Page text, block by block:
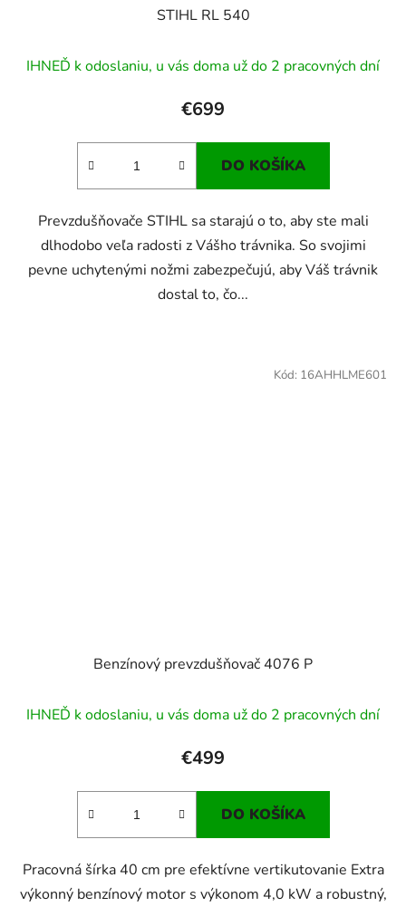
STIHL RL 540
IHNEĎ k odoslaniu, u vás doma už do 2 pracovných dní
€699
DO KOŠÍKA
Prevzdušňovače STIHL sa starajú o to, aby ste mali
dlhodobo veľa radosti z Vášho trávnika. So svojimi
pevne uchytenými nožmi zabezpečujú, aby Váš trávnik
dostal to, čo...
Benzínový prevzdušňovač 4076 P
IHNEĎ k odoslaniu, u vás doma už do 2 pracovných dní
€499
DO KOŠÍKA
Pracovná šírka 40 cm pre efektívne vertikutovanie Extra
výkonný benzínový motor s výkonom 4,0 kW a robustný,
Kód: 16AHHLME601